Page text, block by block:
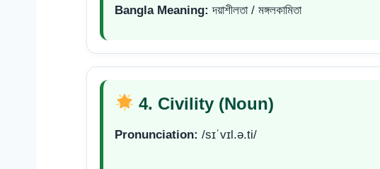
Bangla Meaning: দয়াশীলতা / মঙ্গলকামিতা
4. Civility (Noun)
Pronunciation: /sɪˈvɪl.ə.ti/